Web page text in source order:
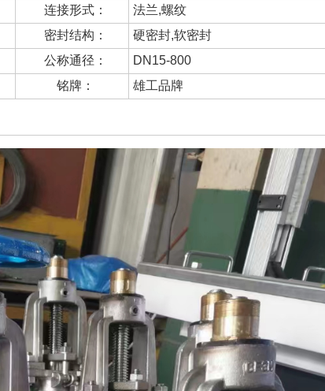
连接形式：
法兰,螺纹
密封结构：
硬密封,软密封
公称通径：
DN15-800
铭牌： 雄工品牌